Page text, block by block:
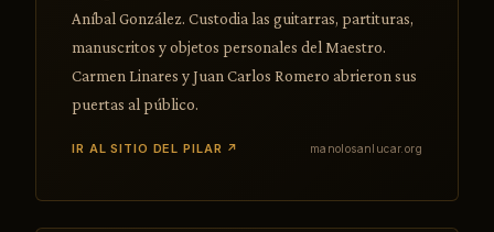
Aníbal González. Custodia las guitarras, partituras,
manuscritos y objetos personales del Maestro.
Carmen Linares y Juan Carlos Romero abrieron sus
puertas al público.
IR AL SITIO DEL PILAR ↗ manolosanlucar.org